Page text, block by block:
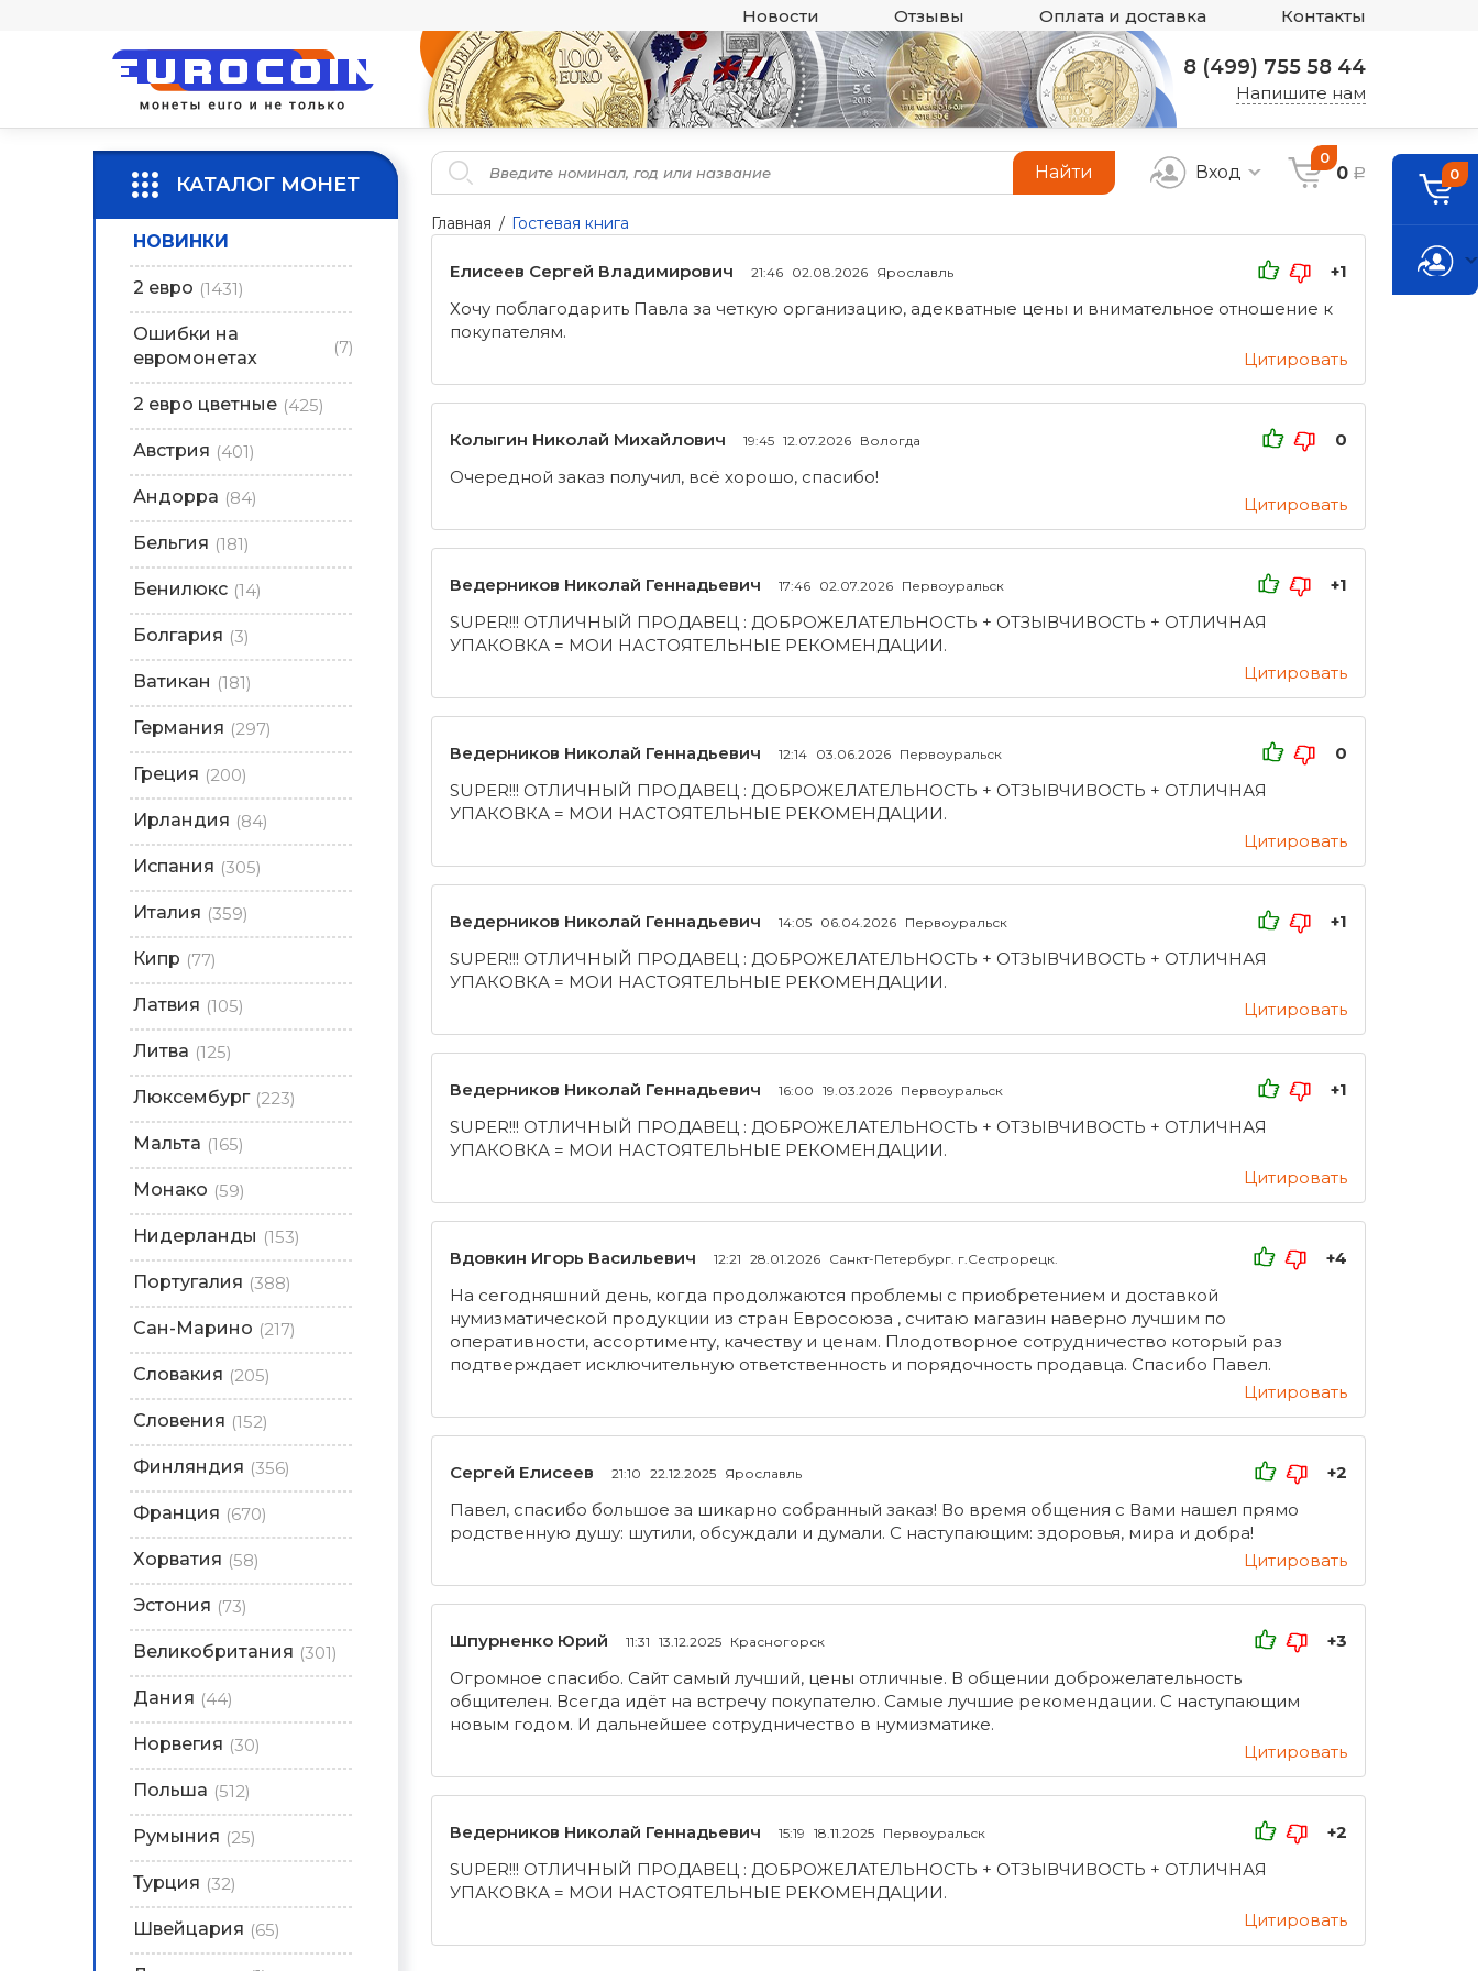
Новости Отзывы Оплата и доставка Контакты
8 (499) 755 58 44
Напишите нам
КАТАЛОГ МОНЕТ
НОВИНКИ
2 евро (1431)
Ошибки на
евромонетах
(7)
2 евро цветные (425)
Австрия (401)
Андорра (84)
Бельгия (181)
Бенилюкс (14)
Болгария (3)
Ватикан (181)
Германия (297)
Греция (200)
Ирландия (84)
Испания (305)
Италия (359)
Кипр (77)
Латвия (105)
Литва (125)
Люксембург (223)
Мальта (165)
Монако (59)
Нидерланды (153)
Португалия (388)
Сан-Марино (217)
Словакия (205)
Словения (152)
Финляндия (356)
Франция (670)
Хорватия (58)
Эстония (73)
Великобритания (301)
Дания (44)
Норвегия (30)
Польша (512)
Румыния (25)
Турция (32)
Швейцария (65)
Найти Вход
0
0 a
Главная Гостевая книга
Елисеев Сергей Владимирович 21:46 02.08.2026 Ярославль
+1
Хочу поблагодарить Павла за четкую организацию, адекватные цены и внимательное отношение к
покупателям.
Цитировать
Колыгин Николай Михайлович 19:45 12.07.2026 Вологда
0
Очередной заказ получил, всё хорошо, спасибо!
Цитировать
Ведерников Николай Геннадьевич 17:46 02.07.2026 Первоуральск
+1
SUPER!!! ОТЛИЧНЫЙ ПРОДАВЕЦ : ДОБРОЖЕЛАТЕЛЬНОСТЬ + ОТЗЫВЧИВОСТЬ + ОТЛИЧНАЯ
УПАКОВКА = МОИ НАСТОЯТЕЛЬНЫЕ РЕКОМЕНДАЦИИ.
Цитировать
Ведерников Николай Геннадьевич 12:14 03.06.2026 Первоуральск
0
SUPER!!! ОТЛИЧНЫЙ ПРОДАВЕЦ : ДОБРОЖЕЛАТЕЛЬНОСТЬ + ОТЗЫВЧИВОСТЬ + ОТЛИЧНАЯ
УПАКОВКА = МОИ НАСТОЯТЕЛЬНЫЕ РЕКОМЕНДАЦИИ.
Цитировать
Ведерников Николай Геннадьевич 14:05 06.04.2026 Первоуральск
+1
SUPER!!! ОТЛИЧНЫЙ ПРОДАВЕЦ : ДОБРОЖЕЛАТЕЛЬНОСТЬ + ОТЗЫВЧИВОСТЬ + ОТЛИЧНАЯ
УПАКОВКА = МОИ НАСТОЯТЕЛЬНЫЕ РЕКОМЕНДАЦИИ.
Цитировать
Ведерников Николай Геннадьевич 16:00 19.03.2026 Первоуральск
+1
SUPER!!! ОТЛИЧНЫЙ ПРОДАВЕЦ : ДОБРОЖЕЛАТЕЛЬНОСТЬ + ОТЗЫВЧИВОСТЬ + ОТЛИЧНАЯ
УПАКОВКА = МОИ НАСТОЯТЕЛЬНЫЕ РЕКОМЕНДАЦИИ.
Цитировать
Вдовкин Игорь Васильевич 12:21 28.01.2026 Санкт-Петербург. г.Сестрорецк.
+4
На сегодняшний день, когда продолжаются проблемы с приобретением и доставкой
нумизматической продукции из стран Евросоюза , считаю магазин наверно лучшим по
оперативности, ассортименту, качеству и ценам. Плодотворное сотрудничество который раз
подтверждает исключительную ответственность и порядочность продавца. Спасибо Павел.
Цитировать
Сергей Елисеев 21:10 22.12.2025 Ярославль
+2
Павел, спасибо большое за шикарно собранный заказ! Во время общения с Вами нашел прямо
родственную душу: шутили, обсуждали и думали. С наступающим: здоровья, мира и добра!
Цитировать
Шпурненко Юрий 11:31 13.12.2025 Красногорск
+3
Огромное спасибо. Сайт самый лучший, цены отличные. В общении доброжелательность
общителен. Всегда идёт на встречу покупателю. Самые лучшие рекомендации. С наступающим
новым годом. И дальнейшее сотрудничество в нумизматике.
Цитировать
Ведерников Николай Геннадьевич 15:19 18.11.2025 Первоуральск
+2
SUPER!!! ОТЛИЧНЫЙ ПРОДАВЕЦ : ДОБРОЖЕЛАТЕЛЬНОСТЬ + ОТЗЫВЧИВОСТЬ + ОТЛИЧНАЯ
УПАКОВКА = МОИ НАСТОЯТЕЛЬНЫЕ РЕКОМЕНДАЦИИ.
Цитировать
0